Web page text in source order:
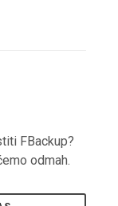
FBackup?
odmah.